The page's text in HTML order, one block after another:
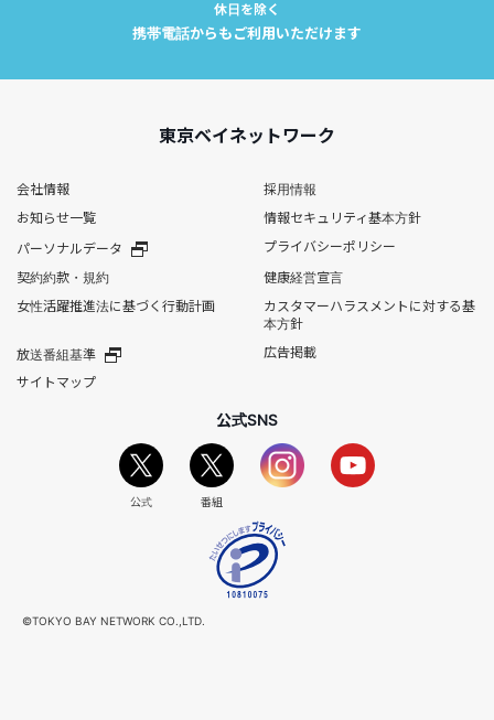
休日を除く
携帯電話からもご利用いただけます
東京ベイネットワーク
会社情報
採用情報
お知らせ一覧
情報セキュリティ基本方針
パーソナルデータ
プライバシーポリシー
契約約款・規約
健康経営宣言
女性活躍推進法に基づく行動計画
カスタマーハラスメントに対する基
本方針
放送番組基準
広告掲載
サイトマップ
公式SNS
公式 番組
©TOKYO BAY NETWORK CO.,LTD.